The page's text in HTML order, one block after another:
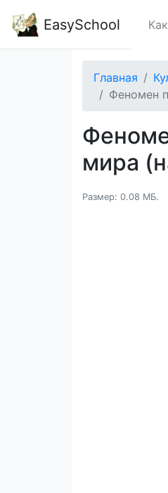
EasySchool
Главная
Феномен
мира
Размер: 0.08 МБ.